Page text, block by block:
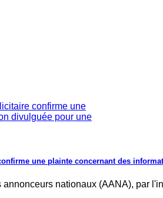
une plainte concernant des
nationaux (AANA), par